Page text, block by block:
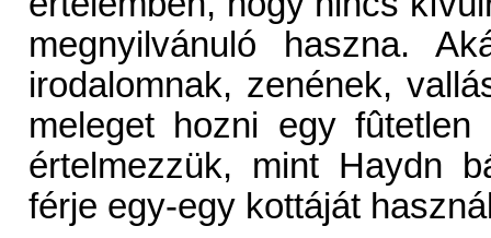
megnyilvánuló haszna.
irodalomnak, zenének,
meleget hozni egy
értelmezzük, mint Haydn
férje egy-egy kottáját